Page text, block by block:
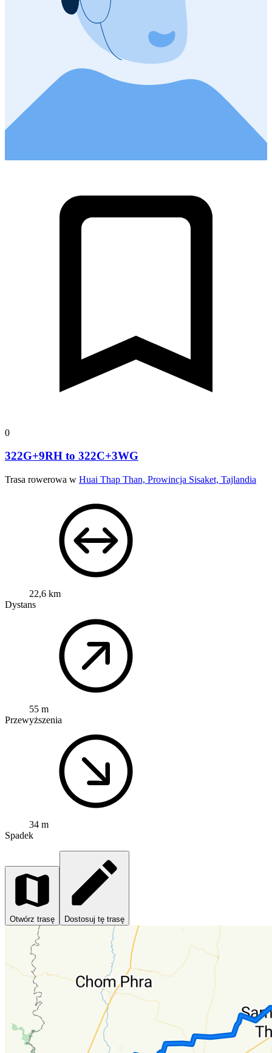
0
322G+9RH to 322C+3WG
Trasa rowerowa w Huai Thap Than, Prowincja Sisaket, Tajlandia
22,6 km
Dystans
55 m
Przewyższenia
34 m
Spadek
Otwórz trasę Dostosuj tę trasę